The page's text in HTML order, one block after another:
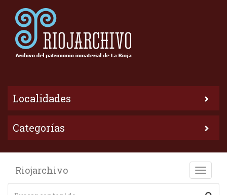
Localidades
Categorías
Toggle
Riojarchivo